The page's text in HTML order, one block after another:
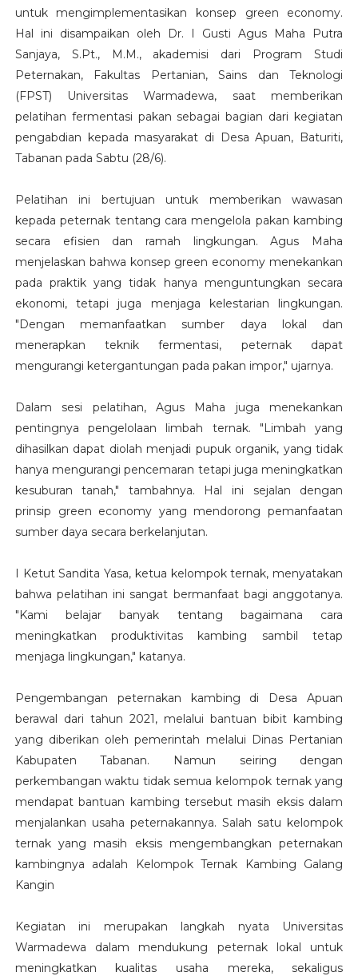
untuk mengimplementasikan konsep green economy.
Hal ini disampaikan oleh Dr. I Gusti Agus Maha Putra
Sanjaya, S.Pt., M.M., akademisi dari Program Studi
Peternakan, Fakultas Pertanian, Sains dan Teknologi
(FPST) Universitas Warmadewa, saat memberikan
pelatihan fermentasi pakan sebagai bagian dari kegiatan
pengabdian kepada masyarakat di Desa Apuan, Baturiti,
Tabanan pada Sabtu (28/6).
Pelatihan ini bertujuan untuk memberikan wawasan
kepada peternak tentang cara mengelola pakan kambing
secara efisien dan ramah lingkungan. Agus Maha
menjelaskan bahwa konsep green economy menekankan
pada praktik yang tidak hanya menguntungkan secara
ekonomi, tetapi juga menjaga kelestarian lingkungan.
"Dengan memanfaatkan sumber daya lokal dan
menerapkan teknik fermentasi, peternak dapat
mengurangi ketergantungan pada pakan impor," ujarnya.
Dalam sesi pelatihan, Agus Maha juga menekankan
pentingnya pengelolaan limbah ternak. "Limbah yang
dihasilkan dapat diolah menjadi pupuk organik, yang tidak
hanya mengurangi pencemaran tetapi juga meningkatkan
kesuburan tanah," tambahnya. Hal ini sejalan dengan
prinsip green economy yang mendorong pemanfaatan
sumber daya secara berkelanjutan.
I Ketut Sandita Yasa, ketua kelompok ternak, menyatakan
bahwa pelatihan ini sangat bermanfaat bagi anggotanya.
"Kami belajar banyak tentang bagaimana cara
meningkatkan produktivitas kambing sambil tetap
menjaga lingkungan," katanya.
Pengembangan peternakan kambing di Desa Apuan
berawal dari tahun 2021, melalui bantuan bibit kambing
yang diberikan oleh pemerintah melalui Dinas Pertanian
Kabupaten Tabanan. Namun seiring dengan
perkembangan waktu tidak semua kelompok ternak yang
mendapat bantuan kambing tersebut masih eksis dalam
menjalankan usaha peternakannya. Salah satu kelompok
ternak yang masih eksis mengembangkan peternakan
kambingnya adalah Kelompok Ternak Kambing Galang
Kangin
Kegiatan ini merupakan langkah nyata Universitas
Warmadewa dalam mendukung peternak lokal untuk
meningkatkan kualitas usaha mereka, sekaligus